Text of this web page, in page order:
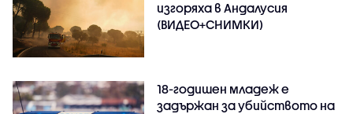
изгоряха в Андалусия
(ВИДЕО+СНИМКИ)
18-годишен младеж е
задържан за убийството на